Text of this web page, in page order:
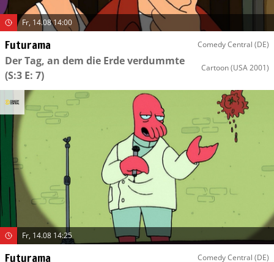
Fr, 14.08 14:00
Futurama Comedy Central (DE)
Der Tag, an dem die Erde verdummte
(S:3 E: 7)
Cartoon(USA 2001)
Fr, 14.08 14:25
Futurama Comedy Central (DE)